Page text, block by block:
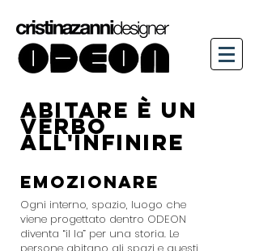
ABITARE è UN
VERBO
ALL'INFINIRE
EMOZIONARE
Ogni interno, spazio, luogo che
viene progettato dentro ODEON
diventa “il la” per una storia. Le